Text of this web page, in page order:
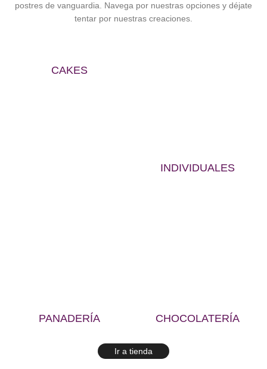
postres de vanguardia. Navega por nuestras opciones y déjate
tentar por nuestras creaciones.
CAKES
INDIVIDUALES
PANADERÍA CHOCOLATERÍA
Ir a tienda